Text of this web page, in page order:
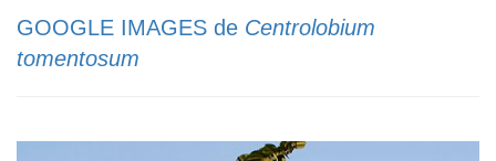
GOOGLE IMAGES de Centrolobium
tomentosum